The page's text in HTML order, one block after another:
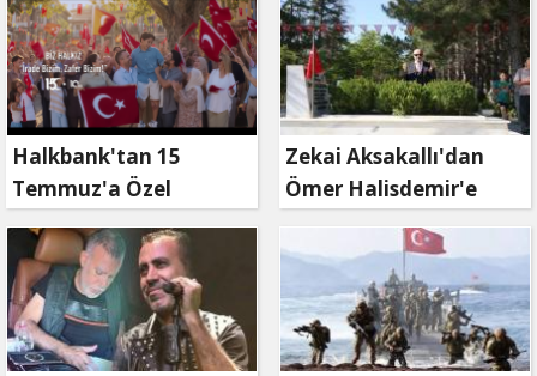
Halkbank'tan 15
Temmuz'a Özel
Reklam Filmi: "İrade
Bizim, Zafer Bizim"
Zekai Aksakallı'dan
Ömer Halisdemir'e
'vefa' ziyareti!